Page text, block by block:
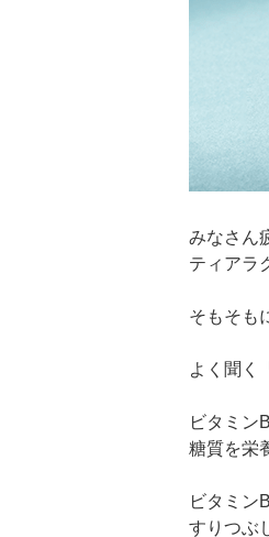
みなさん
ティアラ
そもそも
よく聞く
ビタミン
糖質を栄
ビタミン
すりつぶ